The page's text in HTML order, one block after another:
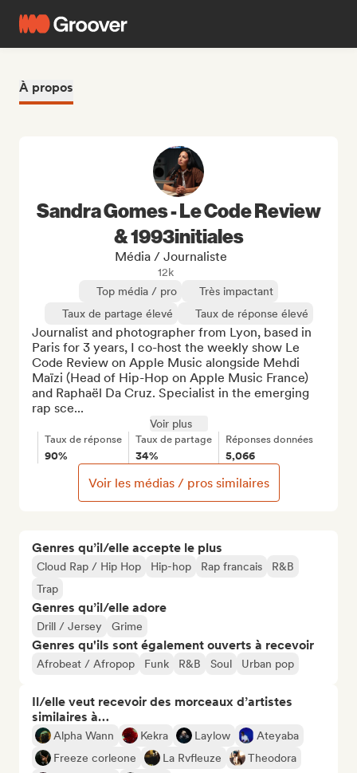
À propos
Genres qu’il/elle accepte le plus
Cloud Rap / Hip Hop Hip-hop Rap francais
R&B
Trap
Genres qu’il/elle adore
Drill / Jersey Grime
Genres qu'ils sont également ouverts à recevoir
Afrobeat / Afropop Funk R&B Soul Urban pop
Il/elle veut recevoir des morceaux d’artistes
similaires à…
Alpha Wann Kekra Laylow
Ateyaba
Freeze corleone
La Rvfleuze
Theodora
Sandra Gomes - Le Code Review
& 1993initiales
Média / Journaliste
12k
Top média / pro
Très impactant
Taux de partage élevé
Taux de réponse élevé
Journalist and photographer from Lyon, based in
Paris for 3 years, I co-host the weekly show Le
Code Review on Apple Music alongside Mehdi
Maïzi (Head of Hip-Hop on Apple Music France)
and Raphaël Da Cruz. Specialist in the emerging
rap sce...
Voir plus
Taux de réponse
90%
Taux de partage
34%
Réponses données
5,066
Voir les médias / pros similaires